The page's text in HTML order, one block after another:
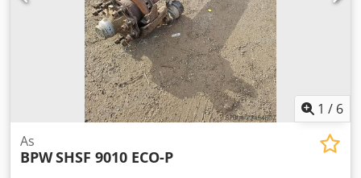
1 / 6
As
BPWSHSF 9010 ECO-P